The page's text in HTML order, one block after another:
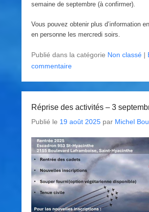
semaine de septembre (à confirmer).
Vous pouvez obtenir plus d’information
en personne les mercredi soirs.
Publié dans la catégorie Non classé |
commentaire
Réprise des activités – 3
Publié le 19 août 2025 par Michel